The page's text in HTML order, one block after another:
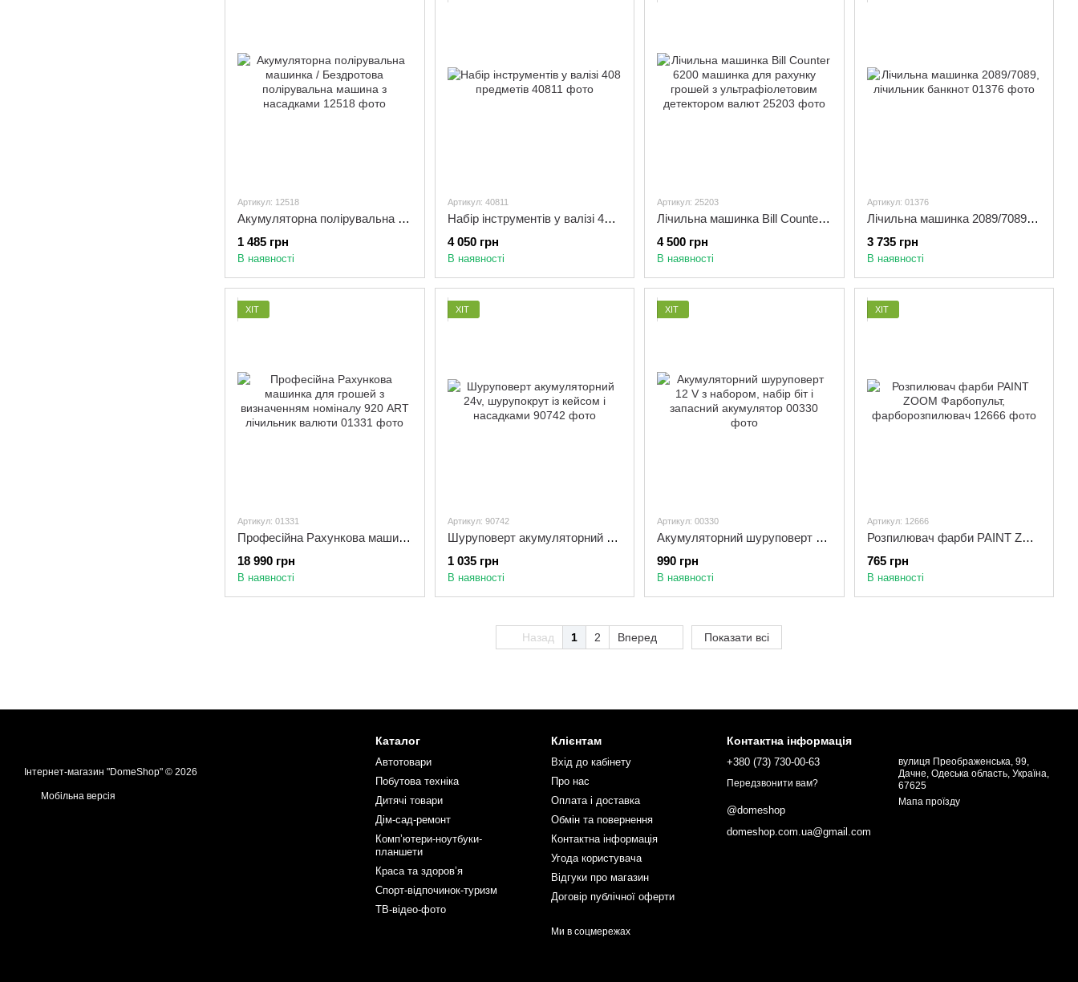
Артикул: 12518
Акумуляторна полірувальна машинка / Бездротова полірувальна машина з насадками
1 485 грн
В наявності
Артикул: 40811
Набір інструментів у валізі 408 предметів
4 050 грн
В наявності
Артикул: 25203
Лічильна машинка Bill Counter 6200 машинка для рахунку грошей з ультрафіолетовим детектором валют
4 500 грн
В наявності
Артикул: 01376
Лічильна машинка 2089/7089, лічильник банкнот
3 735 грн
В наявності
ХІТ
Артикул: 01331
Професійна Рахункова машинка для грошей з визначенням номіналу 920 ART лічильник валюти
18 990 грн
В наявності
ХІТ
Артикул: 90742
Шуруповерт акумуляторний 24v, шурупокрут із кейсом і насадками
1 035 грн
В наявності
ХІТ
Артикул: 00330
Акумуляторний шуруповерт 12 V з набором, набір біт і запасний акумулятор
990 грн
В наявності
ХІТ
Артикул: 12666
Розпилювач фарби PAINT ZOOM Фарбопульт, фарборозпилювач
765 грн
В наявності
Назад 1 2 Вперед Показати всі
Інтернет-магазин "DomeShop" © 2026
Мобільна версія
Каталог
Автотовари
Побутова техніка
Дитячі товари
Дім-сад-ремонт
Компʼютери-ноутбуки-
планшети
Краса та здоровʼя
Спорт-відпочинок-туризм
ТВ-відео-фото
Клієнтам
Вхід до кабінету
Про нас
Оплата і доставка
Обмін та повернення
Контактна інформація
Угода користувача
Відгуки про магазин
Договір публічної оферти
Ми в соцмережах
Контактна інформація
+380 (73) 730-00-63
Передзвонити вам?
@domeshop
domeshop.com.ua@gmail.com
вулиця Преображенська, 99,
Дачне, Одеська область, Україна,
67625
Мапа проїзду